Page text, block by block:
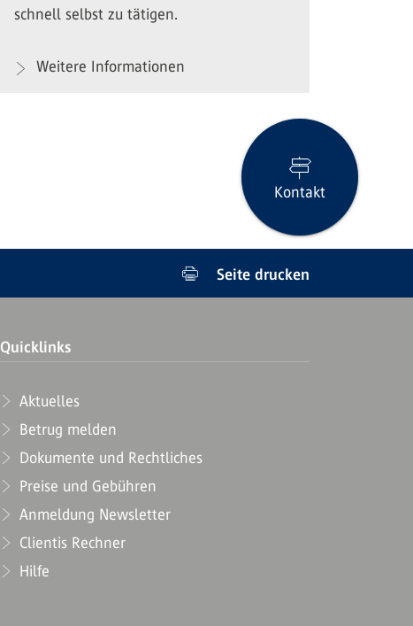
schnell selbst zu tätigen.
Weitere Informationen
Kontakt
Seite drucken
Quicklinks
Aktuelles
Betrug melden
Dokumente und Rechtliches
Preise und Gebühren
Anmeldung Newsletter
Clientis Rechner
Hilfe